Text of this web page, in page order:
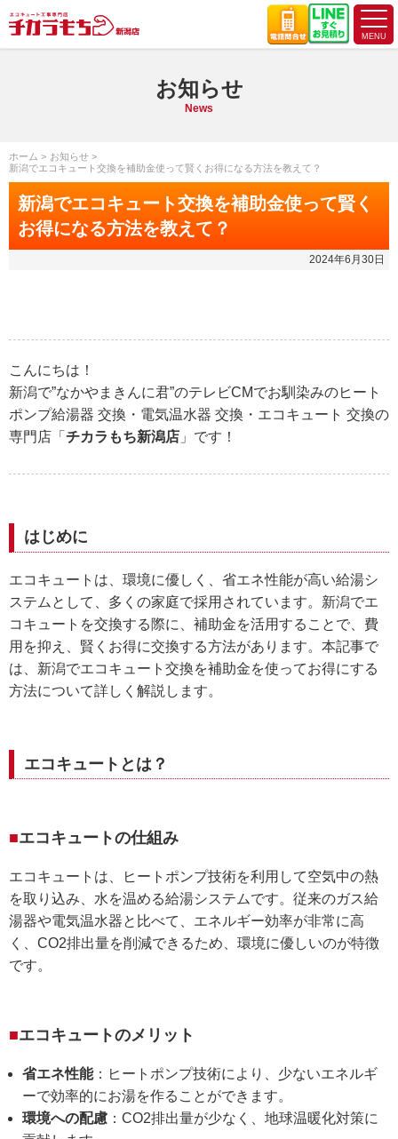
お知らせ
News
ホーム
お知らせ
新潟でエコキュート交換を補助金使って賢くお得になる方法を教えて？
新潟でエコキュート交換を補助金使って賢く
お得になる方法を教えて？
2024年6月30日
こんにちは！
新潟で”なかやまきんに君”のテレビCMでお馴染みのヒート
ポンプ給湯器 交換・電気温水器 交換・エコキュート 交換の
専門店「 チカラもち新潟店 」です！
はじめに
エコキュートは、環境に優しく、省エネ性能が高い給湯シ
ステムとして、多くの家庭で採用されています。新潟でエ
コキュートを交換する際に、補助金を活用することで、費
用を抑え、賢くお得に交換する方法があります。本記事で
は、新潟でエコキュート交換を補助金を使ってお得にする
方法について詳しく解説します。
エコキュートとは？
エコキュートの仕組み
エコキュートは、ヒートポンプ技術を利用して空気中の熱
を取り込み、水を温める給湯システムです。従来のガス給
湯器や電気温水器と比べて、エネルギー効率が非常に高
く、CO2排出量を削減できるため、環境に優しいのが特徴
です。
エコキュートのメリット
省エネ性能：ヒートポンプ技術により、少ないエネルギ
ーで効率的にお湯を作ることができます。
環境への配慮 ：CO2排出量が少なく、地球温暖化対策に